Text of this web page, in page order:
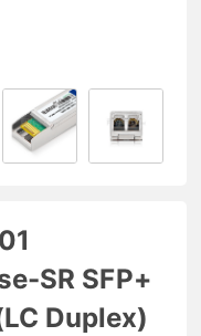
SR SFP+
Duplex)